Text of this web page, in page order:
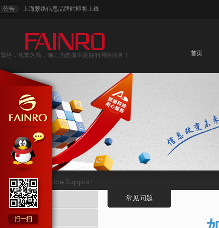
公告 上海繁络信息品牌站即将上线
繁络，化繁为简，倾力为您提供更好的网络服务！ 首页
技术支持 Service Support
网站服务
系统服务
常见问题